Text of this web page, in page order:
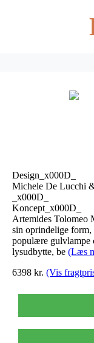
Design_x000D_
Michele De Lucchi
_x000D_
Koncept_x000D_
Artemides Tolomeo
sin oprindelige form,
populære gulvlampe
lysudbytte, be (Læs
6398 kr. (Vis